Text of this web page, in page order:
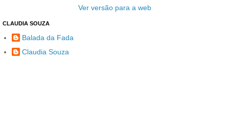
Ver versão para a web
CLAUDIA SOUZA
Balada da Fada
Claudia Souza